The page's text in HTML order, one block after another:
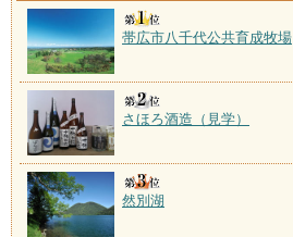
帯広市八千代公共育成牧場
さほろ酒造（見学）
然別湖